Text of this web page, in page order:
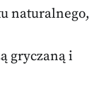
naturalnego,
gryczaną i